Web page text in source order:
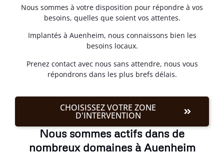
Nous sommes à votre disposition pour répondre à vos
besoins, quelles que soient vos attentes.
Implantés à Auenheim, nous connaissons bien les
besoins locaux.
Prenez contact avec nous sans attendre, nous vous
répondrons dans les plus brefs délais.
CHOISISSEZ VOTRE ZONE
D'INTERVENTION
Nous sommes actifs dans de
nombreux domaines à Auenheim